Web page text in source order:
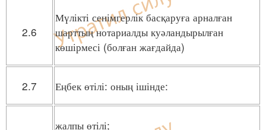
2.6
Мүлікті сенімгерлік басқаруға арналған
шарттың нотариалды куәландырылған
көшірмесі (болған жағдайда)
2.7 Еңбек өтілі: оның ішінде:
жалпы өтілі;